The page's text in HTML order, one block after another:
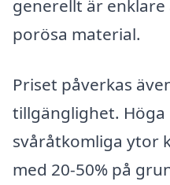
generellt är
porösa material.
Priset påverkas
tillgänglighet. Höga
svåråtkomliga ytor
med 20-50% på